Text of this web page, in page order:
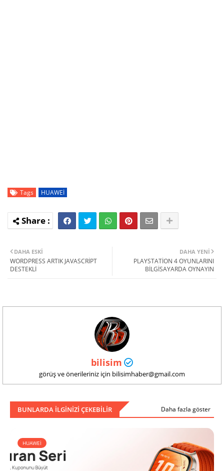
Tags HUAWEİ
DAHA YENI
PLAYSTATİON 4 OYUNLARINI
BİLGİSAYARDA OYNAYIN
DAHA ESKI
WORDPRESS ARTIK JAVASCRİPT
DESTEKLİ
bilisim
görüş ve önerileriniz için bilisimhaber@gmail.com
BUNLARDA ILGINIZI ÇEKEBILIR Daha fazla göster
HUAWEİ